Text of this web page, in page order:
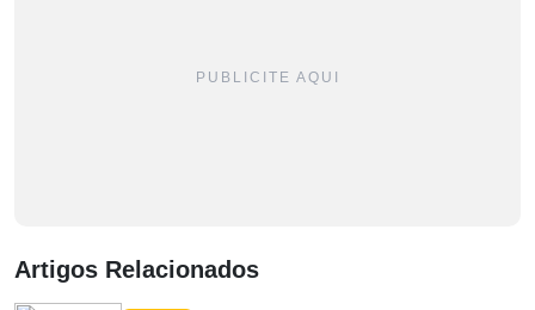
PUBLICITE AQUI
Artigos Relacionados